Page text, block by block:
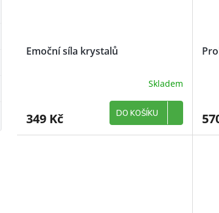
Emoční síla krystalů
Skladem
349 Kč DO KOŠÍKU